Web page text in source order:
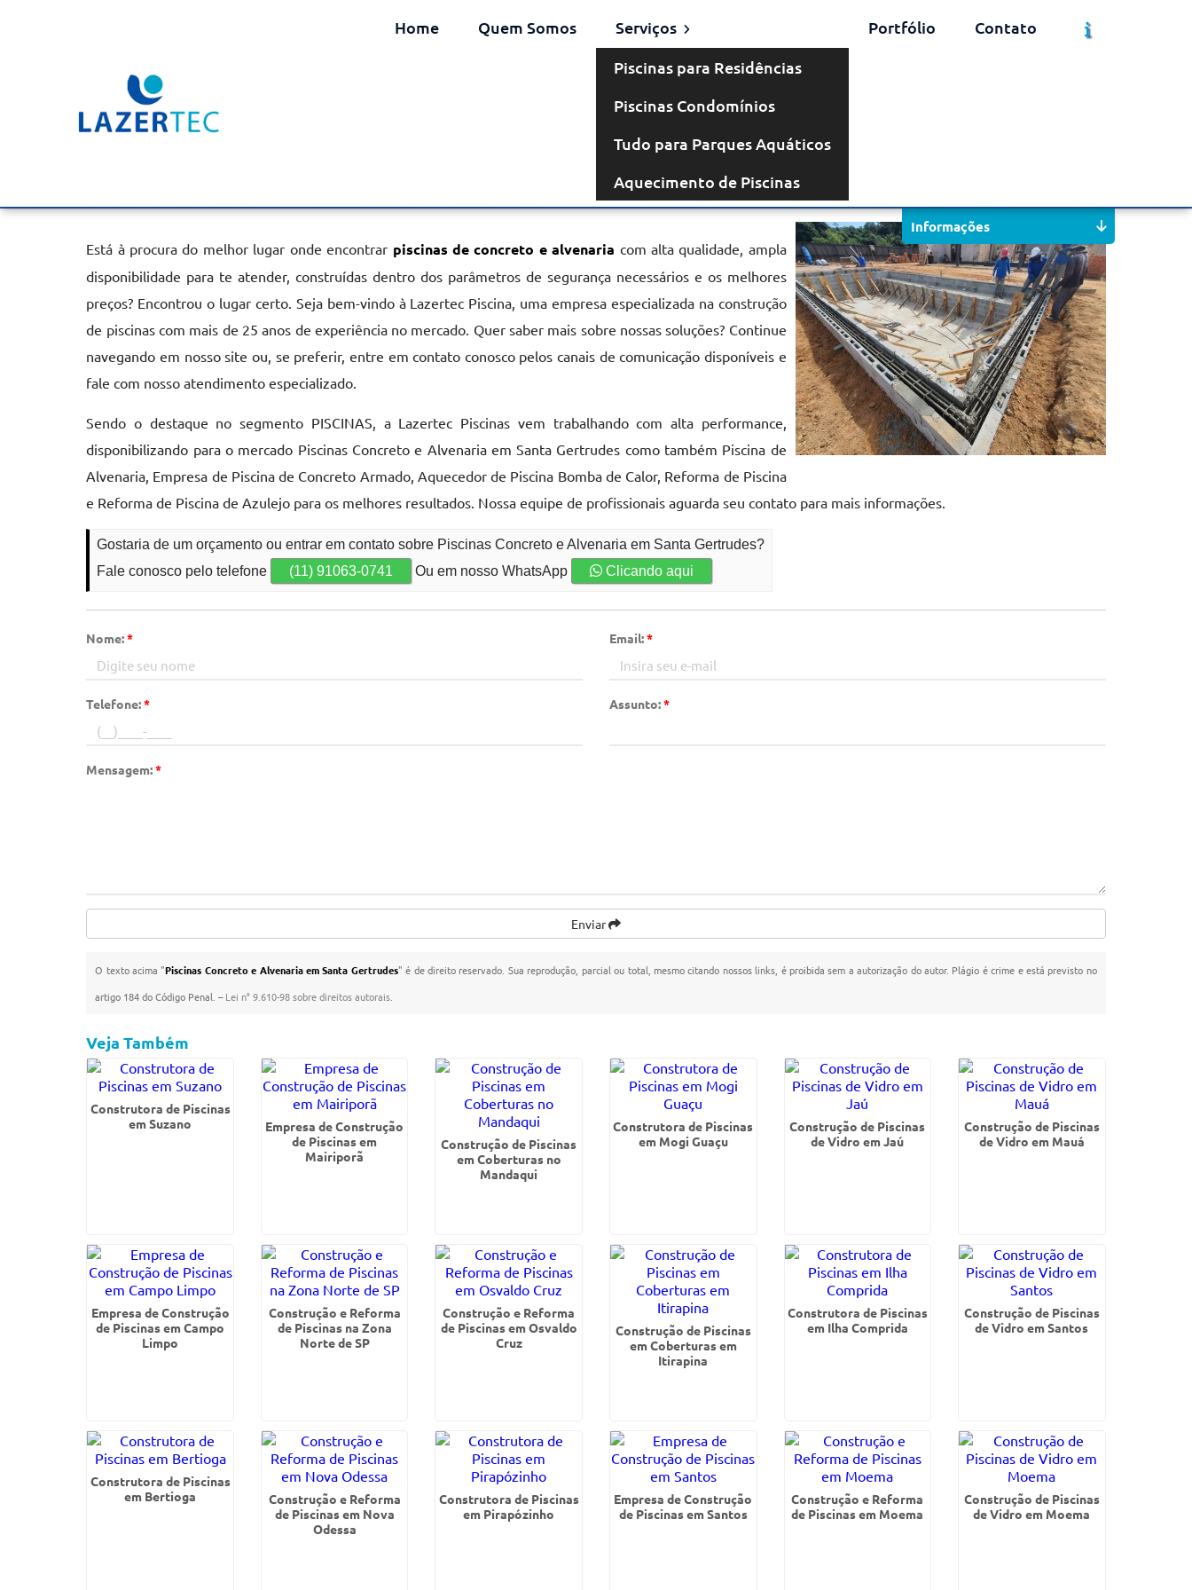
Home Quem Somos
Serviços
Piscinas para Residências
Piscinas Condomínios
Tudo para Parques Aquáticos
Aquecimento de Piscinas
Portfólio Contato
Piscinas Concreto e Alvenaria em
Solicite um Orçamento
Está à procura do melhor lugar onde encontrar piscinas de concreto e alvenaria com alta qualidade, ampla
disponibilidade para te atender, construídas dentro dos parâmetros de segurança necessários e os melhores
preços? Encontrou o lugar certo. Seja bem-vindo à Lazertec Piscina, uma empresa especializada na construção
de piscinas com mais de 25 anos de experiência no mercado. Quer saber mais sobre nossas soluções? Continue
navegando em nosso site ou, se preferir, entre em contato conosco pelos canais de comunicação disponíveis e
fale com nosso atendimento especializado.
Sendo o destaque no segmento PISCINAS, a Lazertec Piscinas vem trabalhando com alta performance,
disponibilizando para o mercado Piscinas Concreto e Alvenaria em Santa Gertrudes como também Piscina de
Alvenaria, Empresa de Piscina de Concreto Armado, Aquecedor de Piscina Bomba de Calor, Reforma de Piscina
e Reforma de Piscina de Azulejo para os melhores resultados. Nossa equipe de profissionais aguarda seu contato para mais informações.
Gostaria de um orçamento ou entrar em contato sobre Piscinas Concreto e Alvenaria em Santa Gertrudes?
Fale conosco pelo telefone
(11) 91063-0741 Ou em nosso WhatsApp Clicando aqui
Nome:* Email:*
Telefone:* Assunto:*
Mensagem:*
Enviar
O texto acima "Piscinas Concreto e Alvenaria em Santa Gertrudes" é de direito reservado. Sua reprodução, parcial ou total, mesmo citando nossos links, é proibida sem a autorização do autor. Plágio é crime e está previsto no
artigo 184 do Código Penal. –Lei n° 9.610-98 sobre direitos autorais
Informações
Veja Também
Construtora de Piscinas
em Suzano
Empresa de Construção
de Piscinas em
Mairiporã
Construção de Piscinas
em Coberturas no
Mandaqui
Construtora de Piscinas
em Mogi Guaçu
Construção de Piscinas
de Vidro em Jaú
Construção de Piscinas
de Vidro em Mauá
Empresa de Construção
de Piscinas em Campo
Limpo
Construção e Reforma
de Piscinas na Zona
Norte de SP
Construção e Reforma
de Piscinas em Osvaldo
Cruz
Construção de Piscinas
em Coberturas em
Itirapina
Construtora de Piscinas
em Ilha Comprida
Construção de Piscinas
de Vidro em Santos
Construtora de Piscinas
em Bertioga
Construção e Reforma
de Piscinas em Nova
Odessa
Construtora de Piscinas
em Pirapózinho
Empresa de Construção
de Piscinas em Santos
Construção e Reforma
de Piscinas em Moema
Construção de Piscinas
de Vidro em Moema